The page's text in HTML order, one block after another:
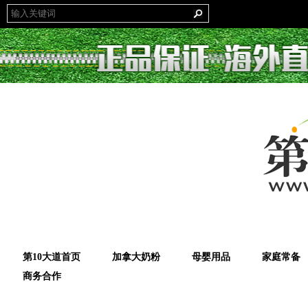
第10大道首页 加拿大奶粉 母婴用品
家庭常备
商务合作